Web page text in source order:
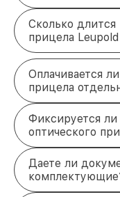
Сколько длится
прицела
Оплачивается
прицела
Фиксируется
оптического
Даете ли